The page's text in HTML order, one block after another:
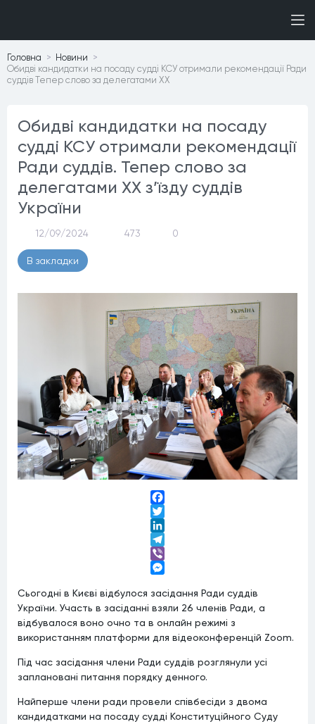
Головна
Новини
​Обидві кандидатки на посаду судді КСУ отримали рекомендації Ради
суддів Тепер слово за делегатами ХХ
​Обидві кандидатки на посаду
судді КСУ отримали рекомендації
Ради суддів. Тепер слово за
делегатами ХХ з’їзду суддів
України
12/09/2024 473 0
В закладки
Facebook
Twitter
LinkedIn
Telegram
Viber
Сьогодні в Києві відбулося засідання Ради суддів
України. Участь в засіданні взяли 26 членів Ради, а
відбувалося воно очно та в онлайн режимі з
використанням платформи для відеоконференцій Zoom.
Під час засідання члени Ради суддів розглянули усі
заплановані питання порядку денного.
Найперше члени ради провели співбесіди з двома
кандидатками на посаду судді Конституційного Суду